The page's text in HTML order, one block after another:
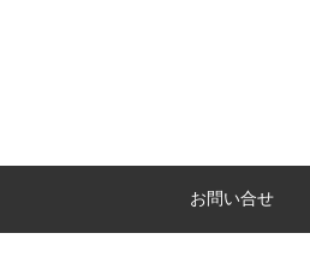
お問い合せ